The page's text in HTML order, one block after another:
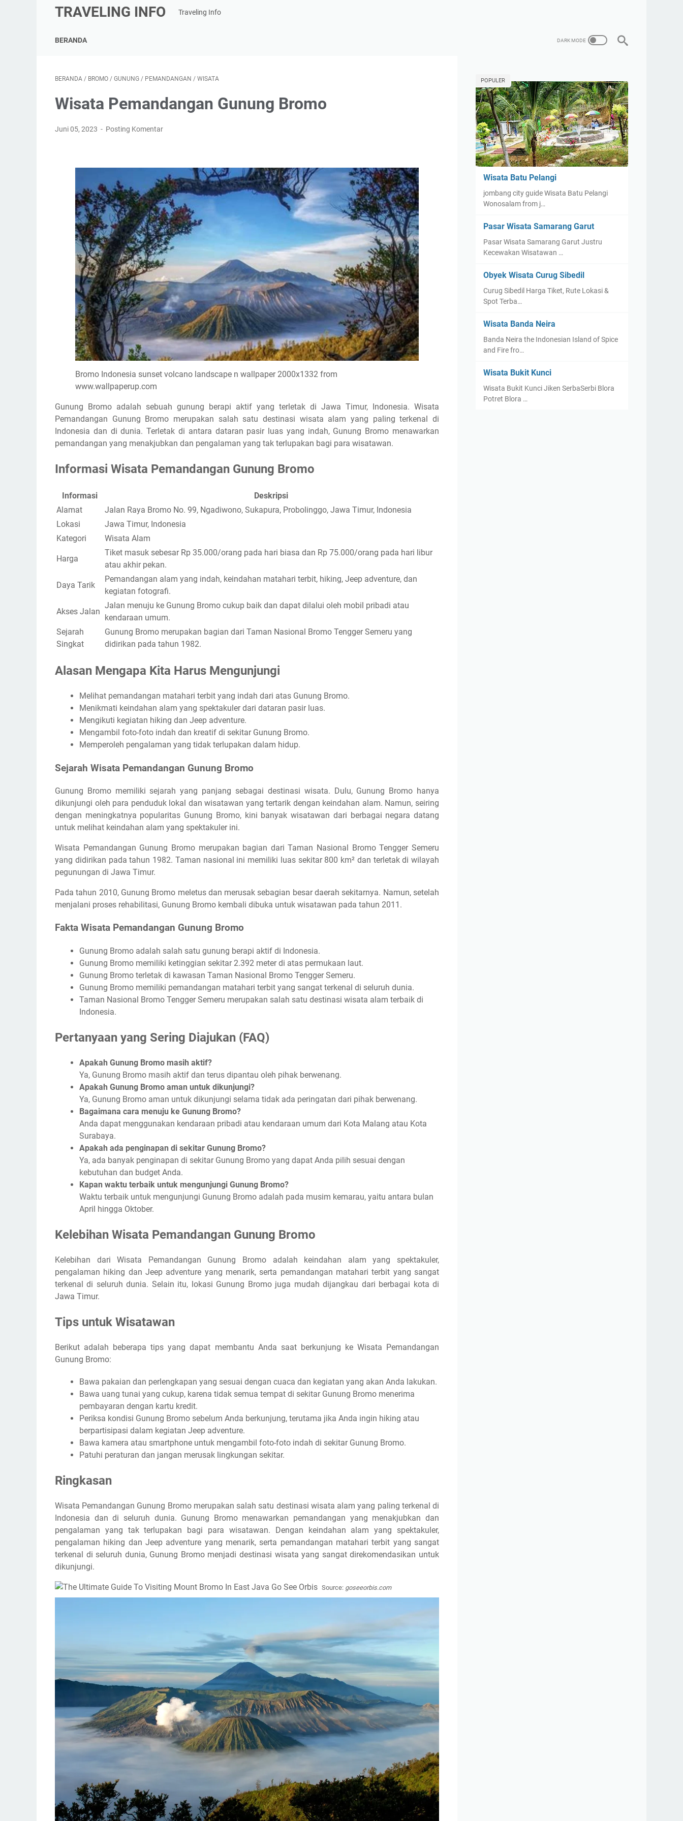
TRAVELING INFO Traveling Info
BERANDA
BERANDA / BROMO / GUNUNG / PEMANDANGAN / WISATA
Wisata Pemandangan Gunung Bromo
Juni 05, 2023 Posting Komentar
Bromo Indonesia sunset volcano landscape n wallpaper 2000x1332 from
www.wallpaperup.com
Gunung Bromo adalah sebuah gunung berapi aktif yang terletak di Jawa Timur, Indonesia. Wisata
Pemandangan Gunung Bromo merupakan salah satu destinasi wisata alam yang paling terkenal di
Indonesia dan di dunia. Terletak di antara dataran pasir luas yang indah, Gunung Bromo menawarkan
pemandangan yang menakjubkan dan pengalaman yang tak terlupakan bagi para wisatawan.
Informasi Wisata Pemandangan Gunung Bromo
Informasi
Deskripsi
Alamat
Jalan Raya Bromo No. 99, Ngadiwono, Sukapura, Probolinggo, Jawa Timur, Indonesia
Lokasi
Jawa Timur, Indonesia
Kategori
Wisata Alam
Harga
Tiket masuk sebesar Rp 35.000/orang pada hari biasa dan Rp 75.000/orang pada hari libur
atau akhir pekan.
Daya Tarik
Pemandangan alam yang indah, keindahan matahari terbit, hiking, Jeep adventure, dan
kegiatan fotografi.
Akses Jalan
Jalan menuju ke Gunung Bromo cukup baik dan dapat dilalui oleh mobil pribadi atau
kendaraan umum.
Sejarah
Singkat
Gunung Bromo merupakan bagian dari Taman Nasional Bromo Tengger Semeru yang
didirikan pada tahun 1982.
Alasan Mengapa Kita Harus Mengunjungi
Melihat pemandangan matahari terbit yang indah dari atas Gunung Bromo.
Menikmati keindahan alam yang spektakuler dari dataran pasir luas.
Mengikuti kegiatan hiking dan Jeep adventure.
Mengambil foto-foto indah dan kreatif di sekitar Gunung Bromo.
Memperoleh pengalaman yang tidak terlupakan dalam hidup.
Sejarah Wisata Pemandangan Gunung Bromo
Gunung Bromo memiliki sejarah yang panjang sebagai destinasi wisata. Dulu, Gunung Bromo hanya
dikunjungi oleh para penduduk lokal dan wisatawan yang tertarik dengan keindahan alam. Namun, seiring
dengan meningkatnya popularitas Gunung Bromo, kini banyak wisatawan dari berbagai negara datang
untuk melihat keindahan alam yang spektakuler ini.
Wisata Pemandangan Gunung Bromo merupakan bagian dari Taman Nasional Bromo Tengger Semeru
yang didirikan pada tahun 1982. Taman nasional ini memiliki luas sekitar 800 km² dan terletak di wilayah
pegunungan di Jawa Timur.
Pada tahun 2010, Gunung Bromo meletus dan merusak sebagian besar daerah sekitarnya. Namun, setelah
menjalani proses rehabilitasi, Gunung Bromo kembali dibuka untuk wisatawan pada tahun 2011.
Fakta Wisata Pemandangan Gunung Bromo
Gunung Bromo adalah salah satu gunung berapi aktif di Indonesia.
Gunung Bromo memiliki ketinggian sekitar 2.392 meter di atas permukaan laut.
Gunung Bromo terletak di kawasan Taman Nasional Bromo Tengger Semeru.
Gunung Bromo memiliki pemandangan matahari terbit yang sangat terkenal di seluruh dunia.
Taman Nasional Bromo Tengger Semeru merupakan salah satu destinasi wisata alam terbaik di
Indonesia.
Pertanyaan yang Sering Diajukan (FAQ)
Apakah Gunung Bromo masih aktif?
Ya, Gunung Bromo masih aktif dan terus dipantau oleh pihak berwenang.
Apakah Gunung Bromo aman untuk dikunjungi?
Ya, Gunung Bromo aman untuk dikunjungi selama tidak ada peringatan dari pihak berwenang.
Bagaimana cara menuju ke Gunung Bromo?
Anda dapat menggunakan kendaraan pribadi atau kendaraan umum dari Kota Malang atau Kota
Surabaya.
Apakah ada penginapan di sekitar Gunung Bromo?
Ya, ada banyak penginapan di sekitar Gunung Bromo yang dapat Anda pilih sesuai dengan
kebutuhan dan budget Anda.
Kapan waktu terbaik untuk mengunjungi Gunung Bromo?
Waktu terbaik untuk mengunjungi Gunung Bromo adalah pada musim kemarau, yaitu antara bulan
April hingga Oktober.
Kelebihan Wisata Pemandangan Gunung Bromo
Kelebihan dari Wisata Pemandangan Gunung Bromo adalah keindahan alam yang spektakuler,
pengalaman hiking dan Jeep adventure yang menarik, serta pemandangan matahari terbit yang sangat
terkenal di seluruh dunia. Selain itu, lokasi Gunung Bromo juga mudah dijangkau dari berbagai kota di
Jawa Timur.
Tips untuk Wisatawan
Berikut adalah beberapa tips yang dapat membantu Anda saat berkunjung ke Wisata Pemandangan
Gunung Bromo:
Bawa pakaian dan perlengkapan yang sesuai dengan cuaca dan kegiatan yang akan Anda lakukan.
Bawa uang tunai yang cukup, karena tidak semua tempat di sekitar Gunung Bromo menerima
pembayaran dengan kartu kredit.
Periksa kondisi Gunung Bromo sebelum Anda berkunjung, terutama jika Anda ingin hiking atau
berpartisipasi dalam kegiatan Jeep adventure.
Bawa kamera atau smartphone untuk mengambil foto-foto indah di sekitar Gunung Bromo.
Patuhi peraturan dan jangan merusak lingkungan sekitar.
Ringkasan
Wisata Pemandangan Gunung Bromo merupakan salah satu destinasi wisata alam yang paling terkenal di
Indonesia dan di seluruh dunia. Gunung Bromo menawarkan pemandangan yang menakjubkan dan
pengalaman yang tak terlupakan bagi para wisatawan. Dengan keindahan alam yang spektakuler,
pengalaman hiking dan Jeep adventure yang menarik, serta pemandangan matahari terbit yang sangat
terkenal di seluruh dunia, Gunung Bromo menjadi destinasi wisata yang sangat direkomendasikan untuk
dikunjungi.
Source: goseeorbis.com
POPULER
Wisata Batu Pelangi
jombang city guide Wisata Batu Pelangi
Wonosalam from j…
Pasar Wisata Samarang Garut
Pasar Wisata Samarang Garut Justru
Kecewakan Wisatawan …
Obyek Wisata Curug Sibedil
Curug Sibedil Harga Tiket, Rute Lokasi &
Spot Terba…
Wisata Banda Neira
Banda Neira the Indonesian Island of Spice
and Fire fro…
Wisata Bukit Kunci
Wisata Bukit Kunci Jiken SerbaSerbi Blora
Potret Blora …